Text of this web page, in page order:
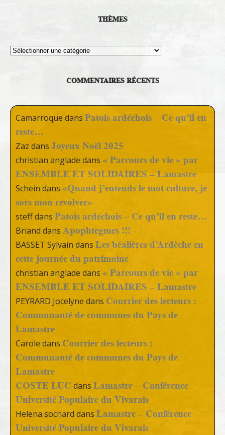
THÈMES
Thèmes
COMMENTAIRES RÉCENTS
Camarroque dans Patois ardéchois – Ce qu’il en
reste…
Zaz dans Joyeux Noël 2025
christian anglade dans « Parcours de vie » par
ENSEMBLE ET SOLIDAIRES – Lamastre
Schein dans «Quand j’entends le mot culture, je
sors mon revolver»
steffdans Patois ardéchois – Ce qu’il en reste…
Briand dans Apophtegmes !!!
BASSET Sylvain dans Les béalières d’Ardèche en
cette journée du patrimoine
christian anglade dans « Parcours de vie » par
ENSEMBLE ET SOLIDAIRES – Lamastre
PEYRARD Jocelyne dans Courrier des lecteurs :
Communauté de communes du Pays de
Lamastre
Carole dans Courrier des lecteurs :
Communauté de communes du Pays de
Lamastre
COSTE LUC dans Lamastre – Conférence
Université Populaire du Vivarais
Helena sochard dans Lamastre – Conférence
Université Populaire du Vivarais